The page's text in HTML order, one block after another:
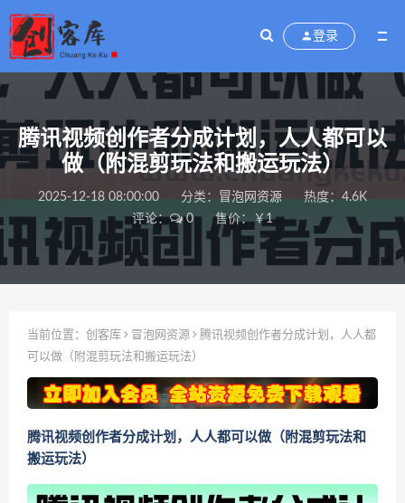
登录
腾讯视频创作者分成计划，人人都可以
做（附混剪玩法和搬运玩法）
2025-12-18 08:00:00 分类： 冒泡网资源
热度：4.6K
评论：
0 售价：￥1
当前位置： 创客库 冒泡网资源
腾讯视频创作者分成计划，人人都
可以做（附混剪玩法和搬运玩法）
腾讯视频创作者分成计划，人人都可以做（附混剪玩法和
搬运玩法）